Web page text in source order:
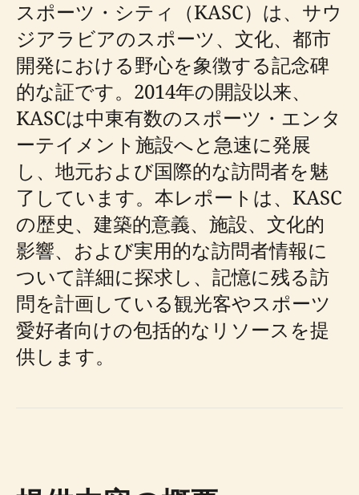
スポーツ・シティ（KASC）は、サウ
ジアラビアのスポーツ、文化、都市
開発における野心を象徴する記念碑
的な証です。2014年の開設以来、
KASCは中東有数のスポーツ・エンタ
ーテイメント施設へと急速に発展
し、地元および国際的な訪問者を魅
了しています。本レポートは、KASC
の歴史、建築的意義、施設、文化的
影響、および実用的な訪問者情報に
ついて詳細に探求し、記憶に残る訪
問を計画している観光客やスポーツ
愛好者向けの包括的なリソースを提
供します。